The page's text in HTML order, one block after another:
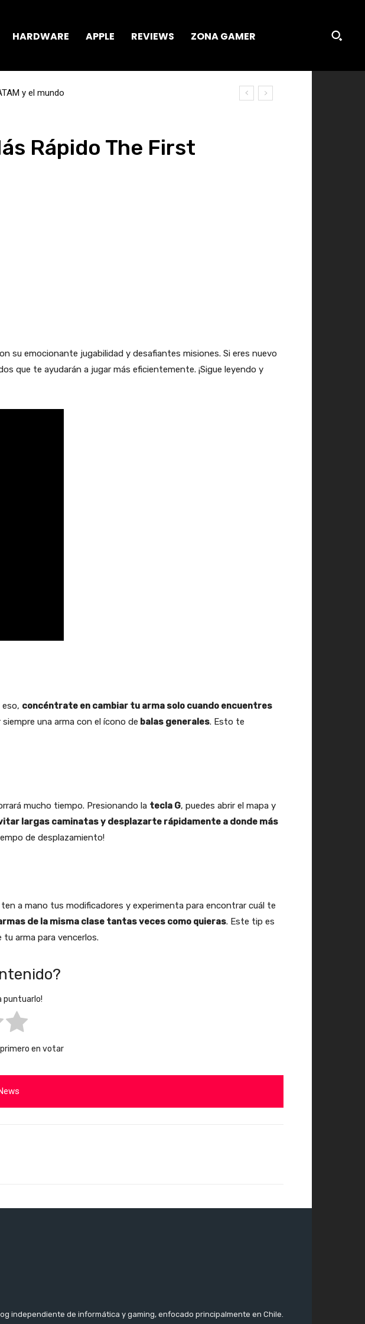
HARDWARE APPLE REVIEWS ZONA GAMER
y el mundo
Rápido The First
su emocionante jugabilidad y desafiantes misiones. Si eres nuevo
que te ayudarán a jugar más eficientemente. ¡Sigue leyendo y
concéntrate en cambiar tu arma solo cuando encuentres
una arma con el ícono de balas generales. Esto te
mucho tiempo. Presionando la tecla G, puedes abrir el mapa y
largas caminatas y desplazarte rápidamente a donde más
de desplazamiento!
a mano tus modificadores y experimenta para encontrar cuál te
de la misma clase tantas veces como quieras. Este tip es
arma para vencerlos.
puntuarlo!
primero en votar
independiente de informática y gaming, enfocado principalmente en Chile.